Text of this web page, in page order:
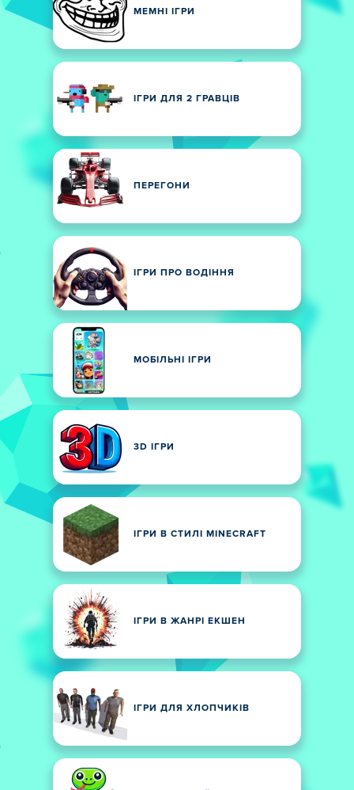
МЕМНІ ІГРИ
ІГРИ ДЛЯ 2 ГРАВЦІВ
ПЕРЕГОНИ
ІГРИ ПРО ВОДІННЯ
МОБІЛЬНІ ІГРИ
3D ІГРИ
ІГРИ В СТИЛІ MINECRAFT
ІГРИ В ЖАНРІ ЕКШЕН
ІГРИ ДЛЯ ХЛОПЧИКІВ